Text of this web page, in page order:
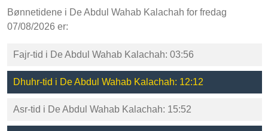
Bønnetidene i De Abdul Wahab Kalachah for fredag
07/08/2026 er:
Fajr-tid i De Abdul Wahab Kalachah: 03:56
Dhuhr-tid i De Abdul Wahab Kalachah: 12:12
Asr-tid i De Abdul Wahab Kalachah: 15:52